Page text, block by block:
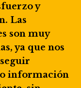
y
Las
son muy
ya que nos
información